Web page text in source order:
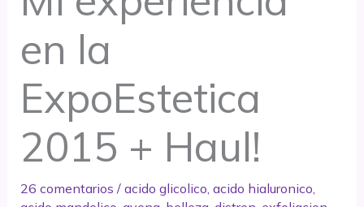
en la
ExpoEstetica
2015 + Haul!
26 comentarios / acido glicolico acido hialuronico